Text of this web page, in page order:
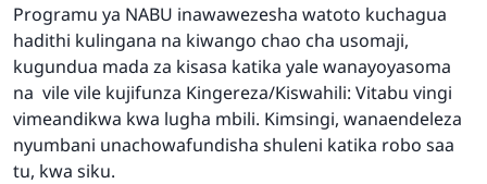
Programu ya NABU inawawezesha watoto kuchagua
hadithi kulingana na kiwango chao cha usomaji,
kugundua mada za kisasa katika yale wanayoyasoma
na vile vile kujifunza Kingereza/Kiswahili: Vitabu vingi
vimeandikwa kwa lugha mbili. Kimsingi, wanaendeleza
nyumbani unachowafundisha shuleni katika robo saa
tu, kwa siku.